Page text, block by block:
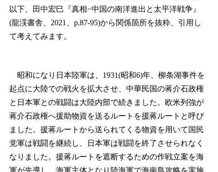
以下、田中宏巳『真相−中国の南洋進出と太平洋戦争』
(龍渓書舎、2021、p.87-95)から関係箇所を抜粋、引用し
て考えてみます。
昭和になり日本陸軍は、1931(昭和6)年、柳条湖事件を
起点に大陸での戦火を拡大させ、中華民国の蒋介石政権
と日本軍との戦闘は大陸内部で続きました。欧米列強が
蒋介石政権へ援助物資を送るルートを援蒋ルートと呼び
ました。援蒋ルートから送られてくる物資を用いて国民
党軍は戦闘を継続し、日本軍は戦闘を終了させられなく
なりました。援蒋ルートを遮断するための作戦立案を海
軍が先導し、海軍主体となり陸海軍で海南島攻略を実施